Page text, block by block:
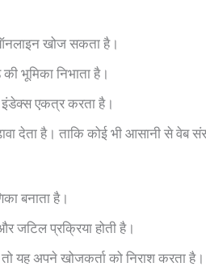
ऑनलाइन खोज सकता है।
भूमिका निभाता है।
इंडेक्स एकत्र करता है।
देता है। ताकि कोई भी आसानी से वेब
बनाता है।
जटिल प्रक्रिया होती है।
यह अपने खोजकर्ता को निराश करता है।